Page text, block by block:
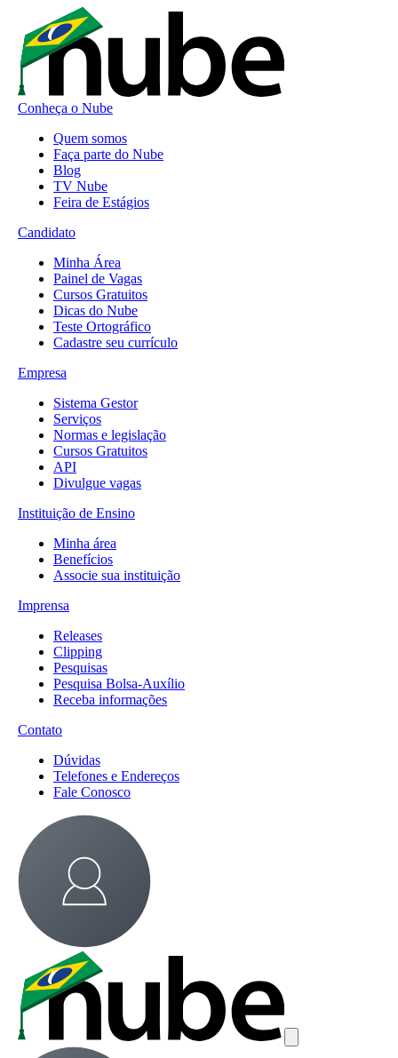
Conheça o Nube
Quem somos
Faça parte do Nube
Blog
TV Nube
Feira de Estágios
Candidato
Minha Área
Painel de Vagas
Cursos Gratuitos
Dicas do Nube
Teste Ortográfico
Cadastre seu currículo
Empresa
Sistema Gestor
Serviços
Normas e legislação
Cursos Gratuitos
API
Divulgue vagas
Instituição de Ensino
Minha área
Benefícios
Associe sua instituição
Imprensa
Releases
Clipping
Pesquisas
Pesquisa Bolsa-Auxílio
Receba informações
Contato
Dúvidas
Telefones e Endereços
Fale Conosco